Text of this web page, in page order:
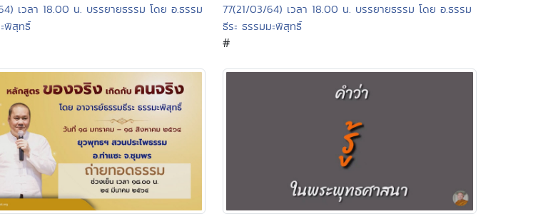
เวลา 18.00 น. บรรยายธรรม โดย อ.ธรรม
พิสุทธิ์
77(21/03/64) เวลา 18.00 น. บรรยายธรรม โดย อ.ธรรม
ธีระ ธรรมมะพิสุทธิ์
#